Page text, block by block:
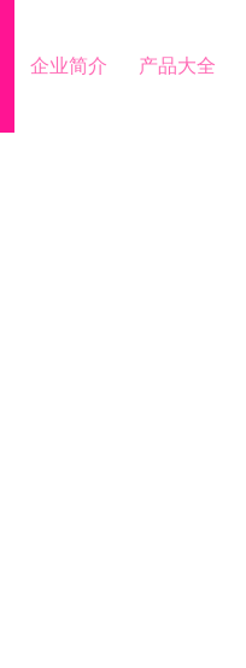
企业简介 产品大全